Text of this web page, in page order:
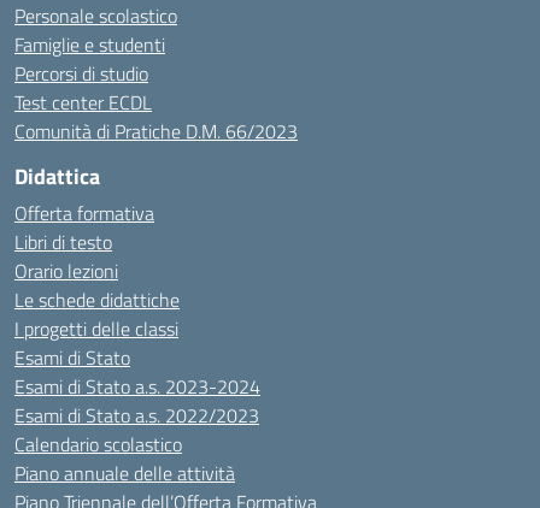
Personale scolastico
Famiglie e studenti
Percorsi di studio
Test center ECDL
Comunità di Pratiche D.M. 66/2023
Didattica
Offerta formativa
Libri di testo
Orario lezioni
Le schede didattiche
I progetti delle classi
Esami di Stato
Esami di Stato a.s. 2023-2024
Esami di Stato a.s. 2022/2023
Calendario scolastico
Piano annuale delle attività
Piano Triennale dell’Offerta Formativa